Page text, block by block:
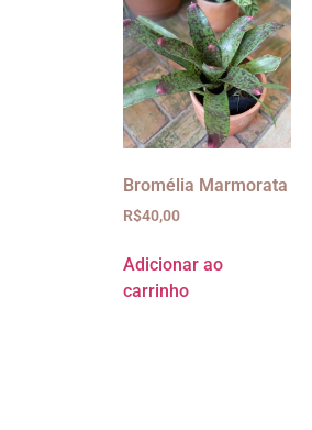
Bromélia Marmorata
R$40,00
Adicionar ao
carrinho